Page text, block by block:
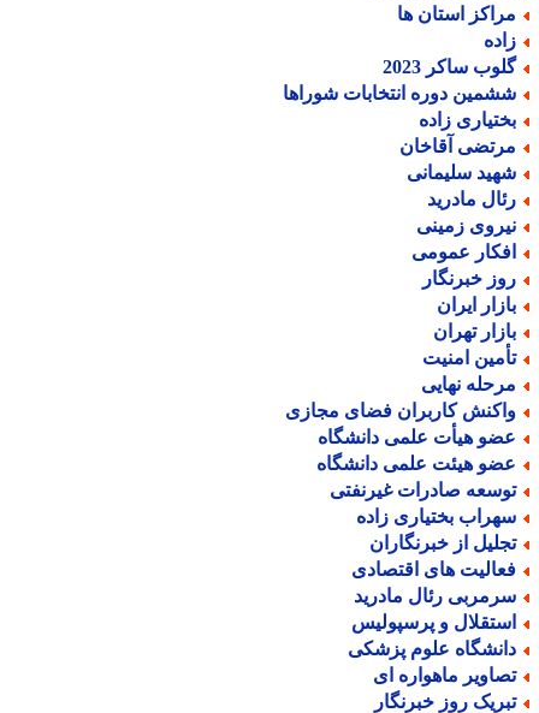
استان ها
ساکر 2023
دوره انتخابات شوراها
زاده
آقاخان
سلیمانی
مادرید
زمینی
عمومی
خبرنگار
ایران
تهران
امنیت
نهایی
کاربران فضای مجازی
هیأت علمی دانشگاه
هیئت علمی دانشگاه
صادرات غیرنفتی
بختیاری زاده
از خبرنگاران
های اقتصادی
رئال مادرید
و پرسپولیس
علوم پزشکی
ماهواره ای
روز خبرنگار